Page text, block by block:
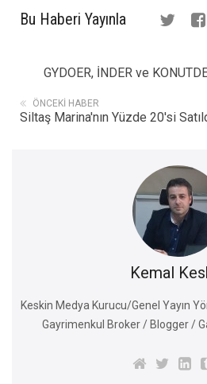
Bu Haberi Yayınla
GYDOER, İNDER ve
ÖNCEKI HABER
Siltaş Marina'nın Yüzde 20'si
Kemal
Keskin Medya Kurucu/Genel Yayın
Gayrimenkul Broker / Blogger /